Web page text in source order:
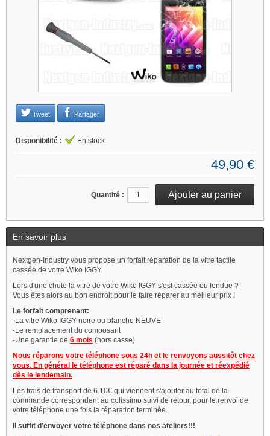
Je refuse
Changer mes préférences
Tweet Partager
Disponibilité : En stock
49,90 €
Quantité :
En savoir plus
Nextgen-Industry vous propose un forfait réparation de la vitre tactile
cassée de votre Wiko IGGY.
Lors d'une chute la vitre de votre Wiko IGGY s'est cassée ou fendue ?
Vous êtes alors au bon endroit pour le faire réparer au meilleur prix !
Le forfait comprenant:
-La vitre Wiko IGGY noire ou blanche NEUVE
-Le remplacement du composant
-Une garantie de 6 mois (hors casse)
Nous réparons votre téléphone sous 24h et le renvoyons aussitôt chez
vous. En général le téléphone est réparé dans la journée et réexpédié
dès le lendemain.
Les frais de transport de 6.10€ qui viennent s'ajouter au total de la
commande correspondent au colissimo suivi de retour, pour le renvoi de
votre téléphone une fois la réparation terminée.
Il suffit d’envoyer votre téléphone dans nos ateliers!!!